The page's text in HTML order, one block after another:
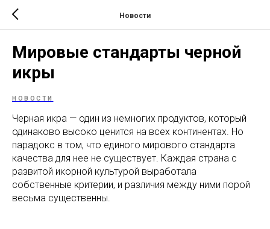
Новости
Мировые стандарты черной
икры
НОВОСТИ
Черная икра — один из немногих продуктов, который
одинаково высоко ценится на всех континентах. Но
парадокс в том, что единого мирового стандарта
качества для нее не существует. Каждая страна с
развитой икорной культурой выработала
собственные критерии, и различия между ними порой
весьма существенны.